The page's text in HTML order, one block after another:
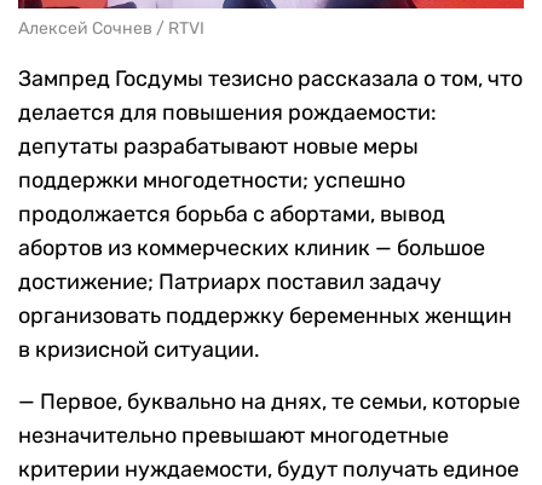
Алексей Сочнев / RTVI
Зампред Госдумы тезисно рассказала о том, что
делается для повышения рождаемости:
депутаты разрабатывают новые меры
поддержки многодетности; успешно
продолжается борьба с абортами, вывод
абортов из коммерческих клиник — большое
достижение; Патриарх поставил задачу
организовать поддержку беременных женщин
в кризисной ситуации.
— Первое, буквально на днях, те семьи, которые
незначительно превышают многодетные
критерии нуждаемости, будут получать единое